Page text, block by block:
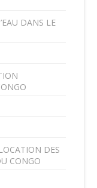
DANS LE
DES
CONGO